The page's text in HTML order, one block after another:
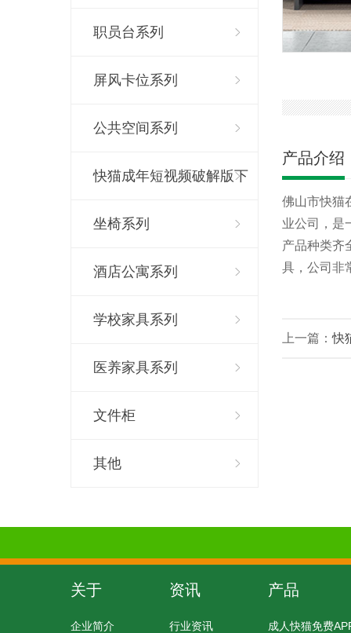
职员台系列
屏风卡位系列
公共空间系列
快猫成年短视频破解版下
载系列
坐椅系列
酒店公寓系列
学校家具系列
医养家具系列
文件柜
其他
产品介绍
佛山市快猫
业公司，
产品种类齐全
具，公
上一篇：快
关于
企业简介
资讯
行业资讯
产品
成人快猫免费